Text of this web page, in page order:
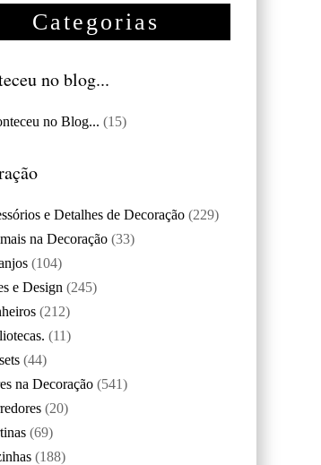
Categorias
no blog...
no Blog... (15)
e Detalhes de Decoração (229)
na Decoração (33)
(104)
e Design (245)
(212)
(11)
(44)
na Decoração (541)
(20)
(69)
(188)